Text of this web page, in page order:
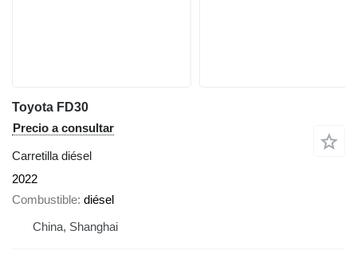
Toyota FD30
Precio a consultar
Carretilla diésel
2022
Combustible diésel
China, Shanghai